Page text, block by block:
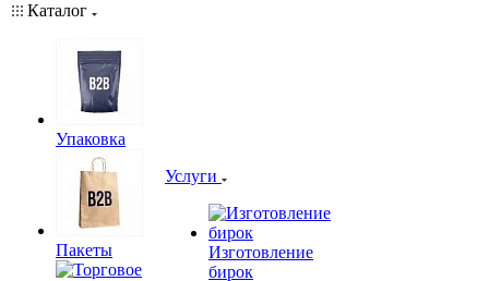
Каталог
Упаковка
Пакеты
Услуги
Изготовление
бирок